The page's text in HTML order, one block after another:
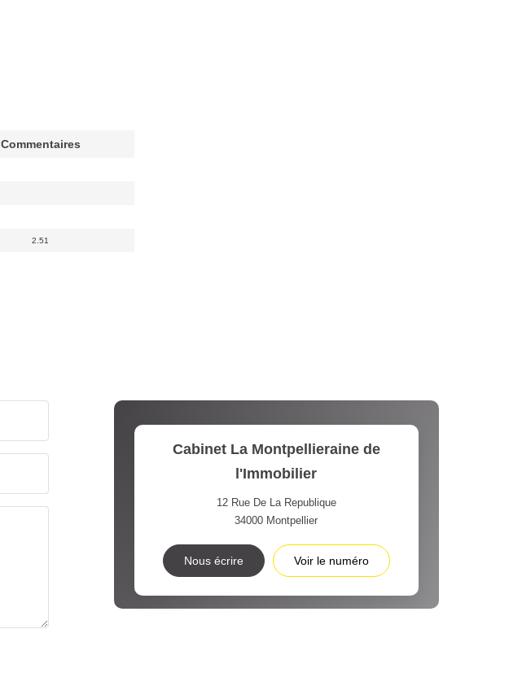
Commentaires
2.51
Cabinet La Montpellieraine de
l'Immobilier
12 Rue De La Republique
34000 Montpellier
Nous écrire Voir le numéro